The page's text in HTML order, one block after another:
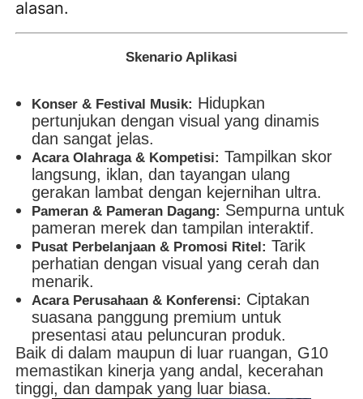
alasan.
Skenario Aplikasi
Konser & Festival Musik: Hidupkan
pertunjukan dengan visual yang dinamis
dan sangat jelas.
Acara Olahraga & Kompetisi: Tampilkan skor
langsung, iklan, dan tayangan ulang
gerakan lambat dengan kejernihan ultra.
Pameran & Pameran Dagang: Sempurna untuk
pameran merek dan tampilan interaktif.
Pusat Perbelanjaan & Promosi Ritel: Tarik
perhatian dengan visual yang cerah dan
menarik.
Acara Perusahaan & Konferensi: Ciptakan
suasana panggung premium untuk
presentasi atau peluncuran produk.
Baik di dalam maupun di luar ruangan, G10
memastikan kinerja yang andal, kecerahan
tinggi, dan dampak yang luar biasa.